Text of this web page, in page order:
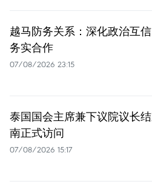
越马防务关系：深化政治互
务实合作
07/08/2026 23:15
泰国国会主席兼下议院议长
南正式访问
07/08/2026 15:17